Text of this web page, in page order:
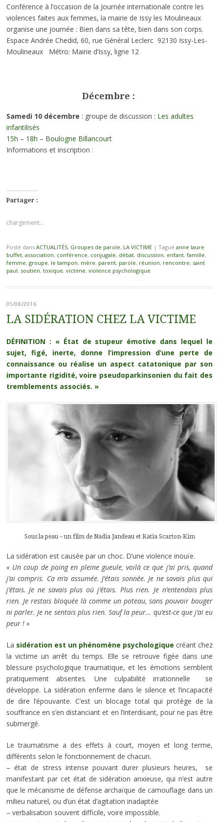
Conférence à l’occasion de la Journée internationale contre les
violences faites aux femmes, la mairie de Issy les Moulineaux
organise une journée : Bien dans sa tête, bien dans son corps.
Espace Andrée Chedid, 60, rue Général Leclerc 92130 Issy-Les-
Moulineaux Métro: Mairie d’Issy, ligne 12
Décembre :
Samedi 10 décembre : groupe de discussion : Les adultes
infantilisés
15h – 18h – Boulogne Billancourt
Informations et inscription :
Partager :
chargement…
Posté dans ACTUALITÉS, Groupes de parole, LA VICTIME | Tagué anne laure
buffet, association, conférence, conjugale, débat, discussion, enfant, famille,
femme, groupe, le tampon, mère, parent, parole, réunion, rencontre, saint
paul, soutien, toxique, victime, violence psychologique
05/08/2016
LA SIDÉRATION CHEZ LA VICTIME
DÉFINITION : « État de stupeur émotive dans lequel le
sujet, figé, inerte, donne l’impression d’une perte de
connaissance ou réalise un aspect catatonique par son
importante rigidité, voire pseudoparkinsonien du fait des
tremblements associés. »
Sous la peau – un film de Nadia Jandeau et Katia Scarton-Kim
La sidération est causée par un choc. D’une violence inouïe.
« Un coup de poing en pleine gueule, voilà ce que j’ai pris, quand
j’ai compris. Ca m’a assumée. J’étais sonnée. Je ne savais plus qui
j’étais. Je ne savais plus où j’étais. Plus rien. Je n’entendais plus
rien. Je restais bloquée là comme un poteau, sans pouvoir bouger
ni parler. Je ne sentais plus rien. Sauf la peur… qu’est-ce que j’ai eu
peur ! »
La sidération est un phénomène psychologique créant chez
la victime un arrêt du temps. Elle se retrouve figée dans une
blessure psychologique traumatique, et les émotions semblent
pratiquement absentes. Une culpabilité irrationnelle se
développe. La sidération enferme dans le silence et l’incapacité
de dire l’épouvante. C’est un blocage total qui protège de la
souffrance en s’en distanciant et en l’interdisant, pour ne pas être
submergé.
Le traumatisme a des effets à court, moyen et long terme,
différents selon le fonctionnement de chacun.
– état de stress intense pouvant durer plusieurs heures, se
manifestant par cet état de sidération anxieuse, qui n’est autre
que le mécanisme de défense archaïque de camouflage dans un
milieu naturel, ou d’un état d’agitation inadaptée
– verbalisation souvent difficile, voire impossible.